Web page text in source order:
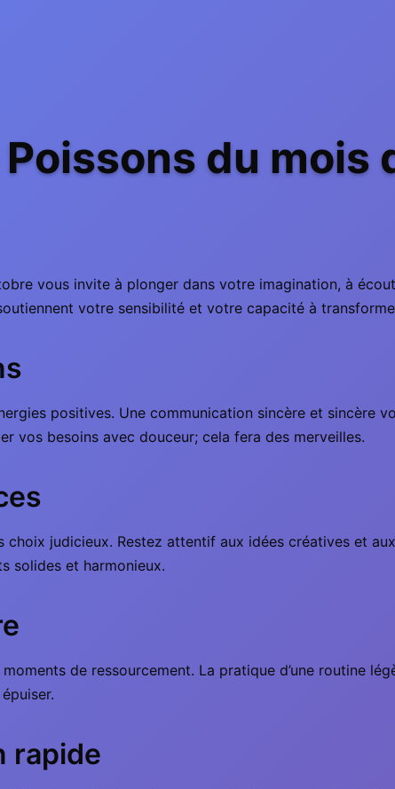
du mois
vous invite à plonger dans votre imagination, à
votre sensibilité et votre capacité à
positives. Une communication sincère et sincère
vos besoins avec douceur; cela fera des merveilles.
judicieux. Restez attentif aux idées créatives et
solides et harmonieux.
de ressourcement. La pratique d’une routine
rapide